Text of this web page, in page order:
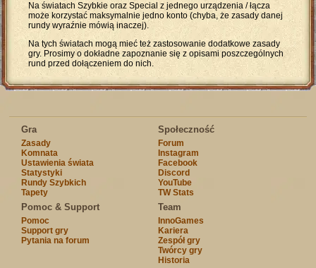
Na światach Szybkie oraz Special z jednego urządzenia / łącza
może korzystać maksymalnie jedno konto (chyba, że zasady danej
rundy wyraźnie mówią inaczej).
Na tych światach mogą mieć też zastosowanie dodatkowe zasady
gry. Prosimy o dokładne zapoznanie się z opisami poszczególnych
rund przed dołączeniem do nich.
Gra
Zasady
Komnata
Ustawienia świata
Statystyki
Rundy Szybkich
Tapety
Społeczność
Forum
Instagram
Facebook
Discord
YouTube
TW Stats
Pomoc & Support
Pomoc
Support gry
Pytania na forum
Team
InnoGames
Kariera
Zespół gry
Twórcy gry
Historia